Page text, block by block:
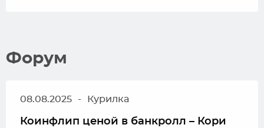
Форум
08.08.2025 - Курилка
Коинфлип ценой в банкролл – Кори